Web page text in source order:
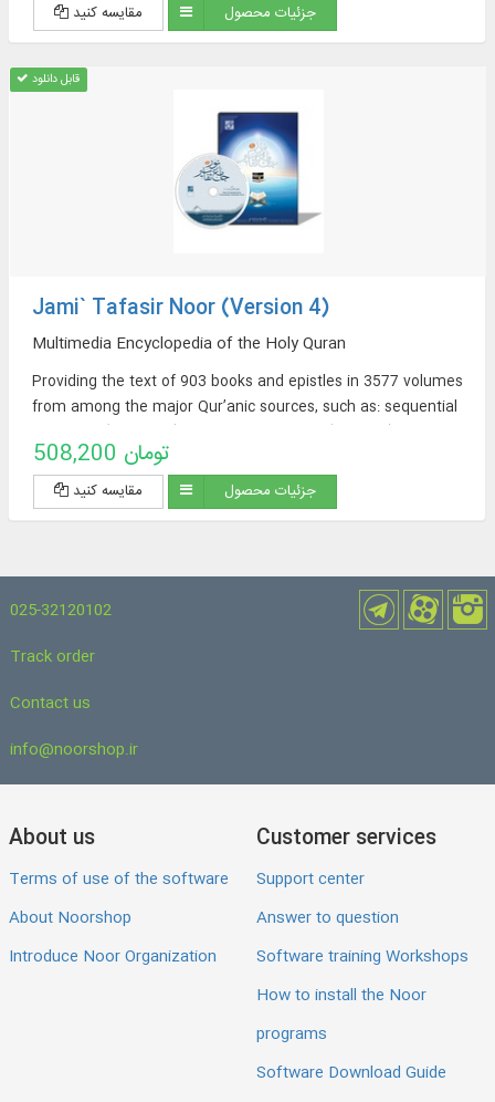
مقایسه کنید جزئیات محصول
قابل دانلود
Jami` Tafasir Noor (Version 4)
Multimedia Encyclopedia of the Holy Quran
Providing the text of 903 books and epistles in 3577 volumes
from among the major Qur’anic sources, such as: sequential
translations of the Qur’an (57 titles + 23 extracted
translations [from exegeses] + 60 non-Persian translations in
the Encyclopedia Section), sources of Qur’anic Exegesis and
508,200 تومان
مقایسه کنید جزئیات محصول
025-32120102
Track order
Contact us
info@noorshop.ir
About us
Terms of use of the software
About Noorshop
Introduce Noor Organization
Customer services
Support center
Answer to question
Software training Workshops
How to install the Noor
programs
Software Download Guide